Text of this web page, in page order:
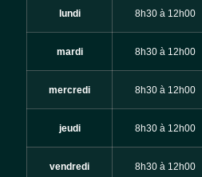
lundi 8h30 à 12h00
mardi 8h30 à 12h00
mercredi 8h30 à 12h00
jeudi 8h30 à 12h00
vendredi 8h30 à 12h00